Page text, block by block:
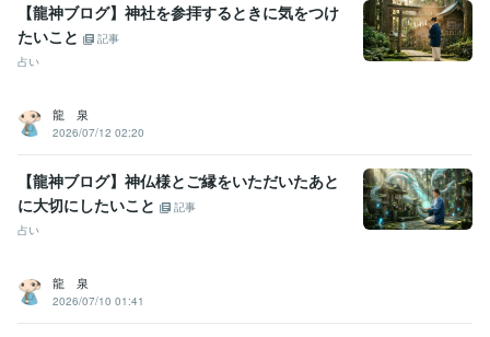
【龍神ブログ】神社を参拝するときに気をつけ
たいこと
記事
占い
龍 泉
2026/07/12 02:20
【龍神ブログ】神仏様とご縁をいただいたあと
に大切にしたいこと
記事
占い
龍 泉
2026/07/10 01:41